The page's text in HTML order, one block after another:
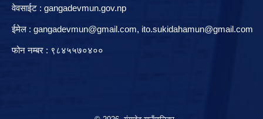
वेवसाईट : gangadevmun.gov.np
ईमेल : gangadevmun@gmail.com, ito.sukidahamun@gmail.com
फोन नम्बर : ९८४५५७०४००